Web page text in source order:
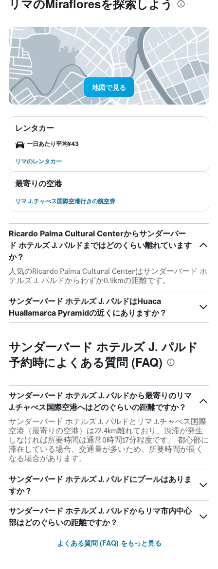
リマ​のMiraflores​を探索しよう
地図で見る
レンタカー
一日あたり平均¥43
リマのレンタカー
最寄りの空港
リマ J.チャべス国際空港行きの航空券
Ricardo Palma Cultural Centerからサンダーバー
ド ホテルズ J. パルドまではどのくらい離れています
か？
人気のRicardo Palma Cultural Centerはサンダーバード ホ
テルズ J. パルドからわずか0.9kmの距離です。
サンダーバード ホテルズ J. パルドはHuaca
Huallamarca Pyramidの近くにありますか？
サンダーバード ホテルズ J. パルド
予約時によくある質問 (FAQ)
サンダーバード ホテルズ J. パルドから最寄りのリマ
J.チャべス国際空港へはどのぐらいの距離ですか？
サンダーバード ホテルズ J. パルドとリマ J.チャべス国際
空港（最寄りの空港）は22.4km離れており、渋滞が発生
しなければ所要時間は通常0時間17分程度です。 都心部に
滞在している場合、交通量が多いため、所要時間が長く
なる場合があります。
サンダーバード ホテルズ J. パルドにプールはありま
すか？
サンダーバード ホテルズ J. パルドからリマ市内中心
部はどのぐらいの距離ですか？
よくある質問 (FAQ) をもっと見る